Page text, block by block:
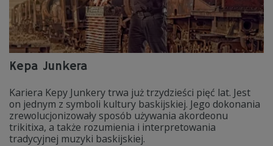
Kepa Junkera
Kariera Kepy Junkery trwa już trzydzieści pięć lat. Jest
on jednym z symboli kultury baskijskiej. Jego dokonania
zrewolucjonizowały sposób używania akordeonu
trikitixa, a także rozumienia i interpretowania
tradycyjnej muzyki baskijskiej.